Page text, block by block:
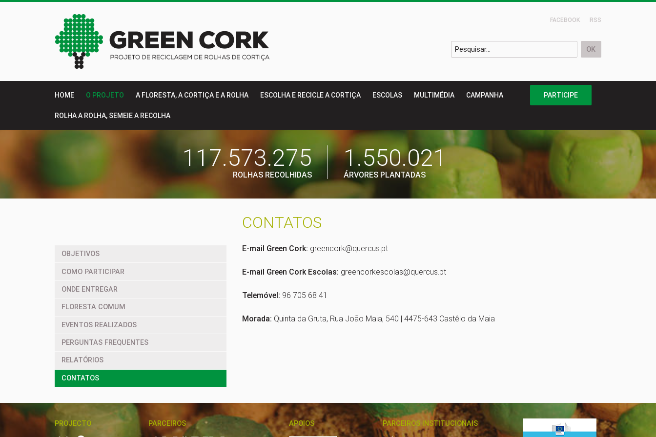
FACEBOOK RSS
HOME O PROJETO A FLORESTA, A CORTIÇA E A ROLHA ESCOLHA E RECICLE A CORTIÇA ESCOLAS MULTIMÉDIA PARTICIPE
CAMPANHA
ROLHA A ROLHA, SEMEIE A RECOLHA
117.573.275
ROLHAS RECOLHIDAS
1.550.021
ÁRVORES PLANTADAS
OBJETIVOS
COMO PARTICIPAR
ONDE ENTREGAR
FLORESTA COMUM
EVENTOS REALIZADOS
PERGUNTAS FREQUENTES
RELATÓRIOS
CONTATOS
CONTATOS
E-mail Green Cork: greencork@quercus.pt
E-mail Green Cork Escolas: greencorkescolas@quercus.pt
Telemóvel: 96 705 68 41
Morada: Quinta da Gruta, Rua João Maia, 540 | 4475-643 Castêlo da Maia
PROJECTO PARCEIROS APOIOS PARCEIROS INSTITUCIONAIS